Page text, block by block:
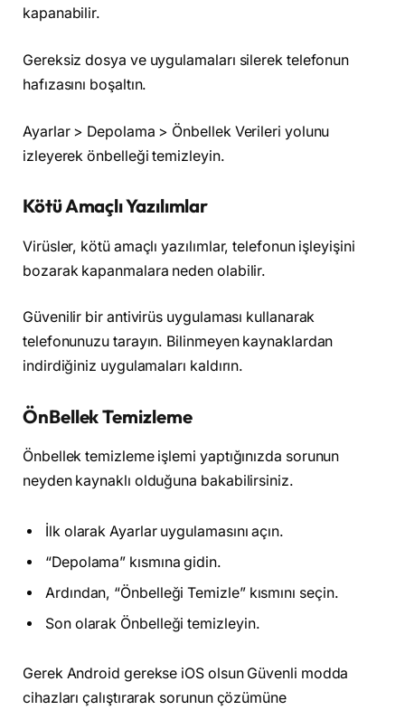
kapanabilir.
Gereksiz dosya ve uygulamaları silerek telefonun
hafızasını boşaltın.
Ayarlar > Depolama > Önbellek Verileri yolunu
izleyerek önbelleği temizleyin.
Kötü Amaçlı Yazılımlar
Virüsler, kötü amaçlı yazılımlar, telefonun işleyişini
bozarak kapanmalara neden olabilir.
Güvenilir bir antivirüs uygulaması kullanarak
telefonunuzu tarayın. Bilinmeyen kaynaklardan
indirdiğiniz uygulamaları kaldırın.
ÖnBellek Temizleme
Önbellek temizleme işlemi yaptığınızda sorunun
neyden kaynaklı olduğuna bakabilirsiniz.
İlk olarak Ayarlar uygulamasını açın.
“Depolama” kısmına gidin.
Ardından, “Önbelleği Temizle” kısmını seçin.
Son olarak Önbelleği temizleyin.
Gerek Android gerekse iOS olsun Güvenli modda
cihazları çalıştırarak sorunun çözümüne